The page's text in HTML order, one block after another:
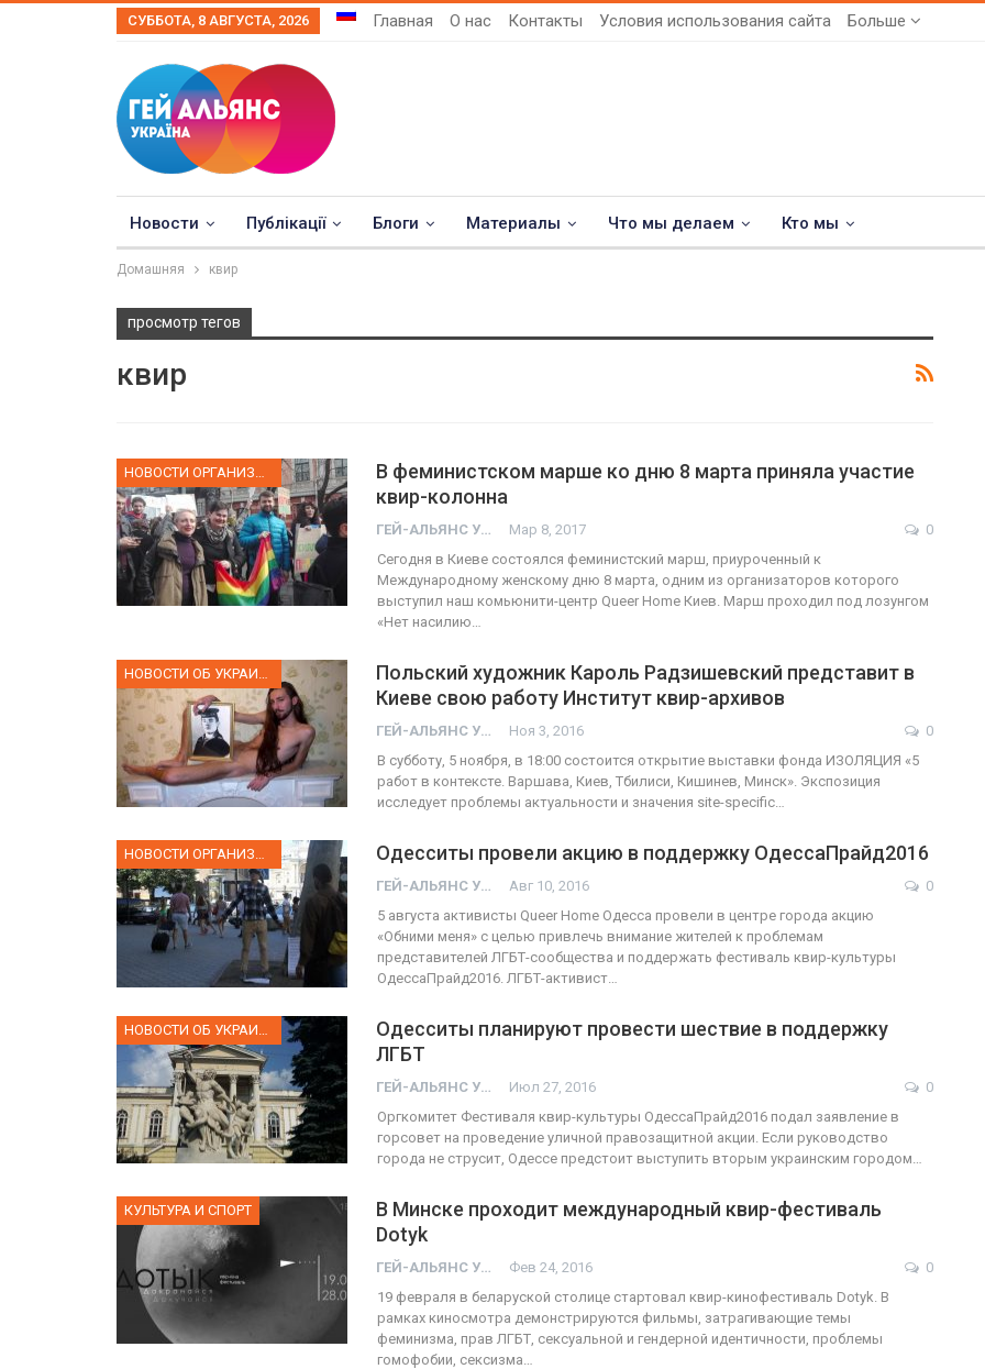
СУББОТА, 8 АВГУСТА, 2026 Главная О нас Контакты Условия использования сайта Больше
Новости Публікації Блоги Материалы Что мы делаем Кто мы
Домашняя квир
просмотр тегов
квир
В феминистском марше ко дню 8 марта приняла участие
квир-колонна
ГЕЙ-АЛЬЯНС УКРАИНА Мар 8, 2017
0
Сегодня в Киеве состоялся феминистский марш, приуроченный к
Международному женскому дню 8 марта, одним из организаторов которого
выступил наш комьюнити-центр Queer Home Киев. Марш проходил под лозунгом
«Нет насилию…
Польский художник Кароль Радзишевский представит в
Киеве свою работу Институт квир-архивов
ГЕЙ-АЛЬЯНС УКРАИНА Ноя 3, 2016
0
В субботу, 5 ноября, в 18:00 состоится открытие выставки фонда ИЗОЛЯЦИЯ «5
работ в контексте. Варшава, Киев, Тбилиси, Кишинев, Минск». Экспозиция
исследует проблемы актуальности и значения site-specific…
Одесситы провели акцию в поддержку ОдессаПрайд2016
ГЕЙ-АЛЬЯНС УКРАИНА Авг 10, 2016
0
5 августа активисты Queer Home Одесса провели в центре города акцию
«Обними меня» с целью привлечь внимание жителей к проблемам
представителей ЛГБТ-сообщества и поддержать фестиваль квир-культуры
ОдессаПрайд2016. ЛГБТ-активист…
Одесситы планируют провести шествие в поддержку
ЛГБТ
ГЕЙ-АЛЬЯНС УКРАИНА Июл 27, 2016
0
Оргкомитет Фестиваля квир-культуры ОдессаПрайд2016 подал заявление в
горсовет на проведение уличной правозащитной акции. Если руководство
города не струсит, Одессе предстоит выступить вторым украинским городом…
КУЛЬТУРА И СПОРТ
В Минске проходит международный квир-фестиваль
Dotyk
ГЕЙ-АЛЬЯНС УКРАИНА Фев 24, 2016
0
19 февраля в беларуской столице стартовал квир-кинофестиваль Dotyk. В
рамках киносмотра демонстрируются фильмы, затрагивающие темы
феминизма, прав ЛГБТ, сексуальной и гендерной идентичности, проблемы
гомофобии, сексизма…
ФОТО
Военнослужащие-трансгендеры
Июл 27, 2017 0
ФОТО
В Берлине отпраздновали
ГЕЙ-АЛЬЯНС УКРАИНА Июл 2, 2017 0